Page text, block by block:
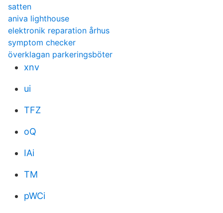
satten
aniva lighthouse
elektronik reparation århus
symptom checker
överklagan parkeringsböter
xnv
ui
TFZ
oQ
IAi
TM
pWCi